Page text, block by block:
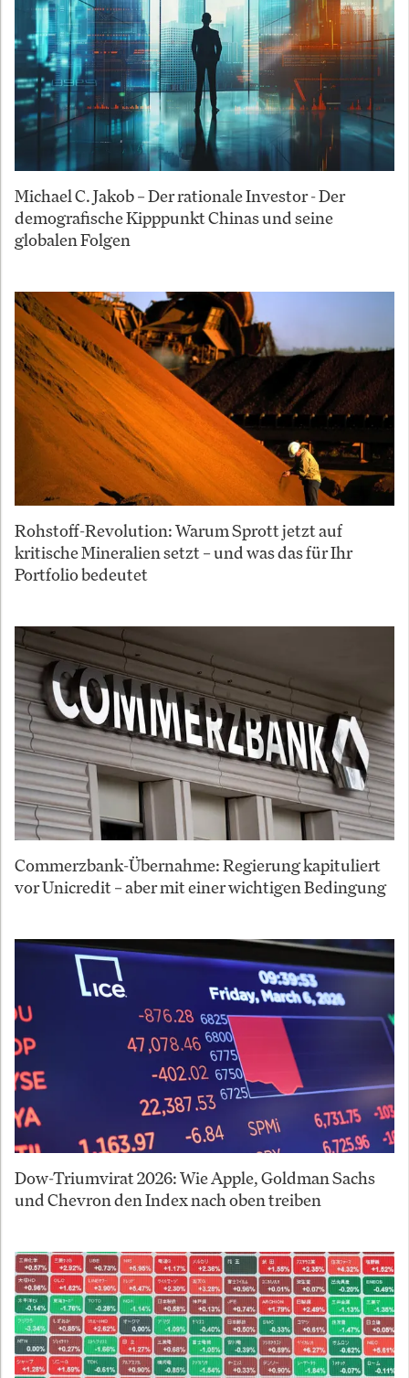
Michael C. Jakob – Der rationale Investor - Der
demografische Kipppunkt Chinas und seine
globalen Folgen
Rohstoff-Revolution: Warum Sprott jetzt auf
kritische Mineralien setzt – und was das für Ihr
Portfolio bedeutet
Commerzbank-Übernahme: Regierung kapituliert
vor Unicredit – aber mit einer wichtigen Bedingung
Dow-Triumvirat 2026: Wie Apple, Goldman Sachs
und Chevron den Index nach oben treiben